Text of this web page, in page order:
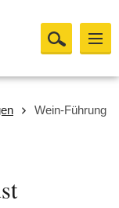
Wein-Führung